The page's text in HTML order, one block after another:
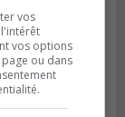
vos
vos options
ou dans